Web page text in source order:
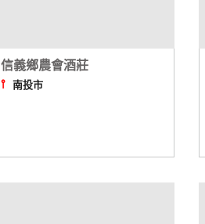
信義鄉農會酒莊
⫯ 南投市